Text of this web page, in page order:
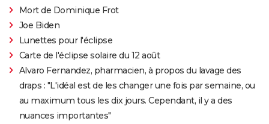
Mort de Dominique Frot
Joe Biden
Lunettes pour l'éclipse
Carte de l'éclipse solaire du 12 août
Alvaro Fernandez, pharmacien, à propos du lavage des
draps : "L'idéal est de les changer une fois par semaine, ou
au maximum tous les dix jours. Cependant, il y a des
nuances importantes"